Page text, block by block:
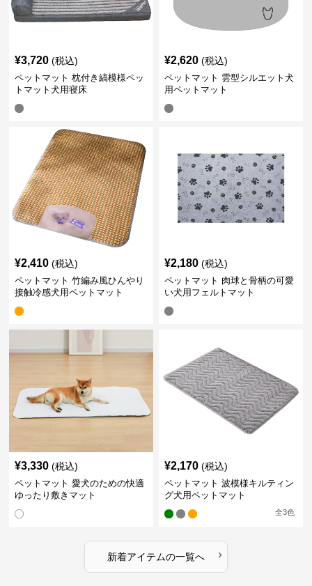
¥3,720 (税込)
ペットマット 枕付き縞模様ペッ
トマット犬用寝床
¥2,620 (税込)
ペットマット 雲型シルエット犬
用ペットマット
¥2,410 (税込)
ペットマット 竹編み風ひんやり
接触冷感犬用ペットマット
¥2,180 (税込)
ペットマット 肉球と骨柄の可愛
い犬用フェルトマット
¥3,330 (税込)
ペットマット 愛犬のための快適
ゆったり敷きマット
¥2,170 (税込)
ペットマット 波模様キルティン
グ犬用ペットマット
全3色
新着アイテムの一覧へ ›